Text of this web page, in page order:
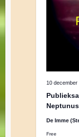
Neptunus
10 december
De Imme
Free